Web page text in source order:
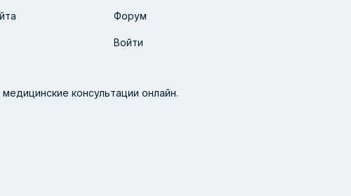
Форум
Войти
консультации онлайн.